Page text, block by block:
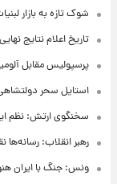
شوک تازه به بازار
تاریخ اعلام نتایج
پرسپولیس مقابل
استایل سحر
سخنگوی ارتش: نظم
رهبر انقلاب:
ونس: جنگ با ایران